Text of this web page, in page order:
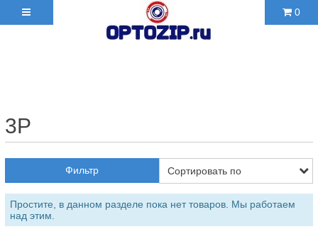
0
3P
Фильтр
Простите, в данном разделе пока нет товаров. Мы работаем
над этим.